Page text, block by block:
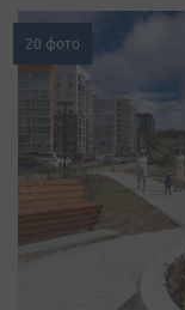
20 фото